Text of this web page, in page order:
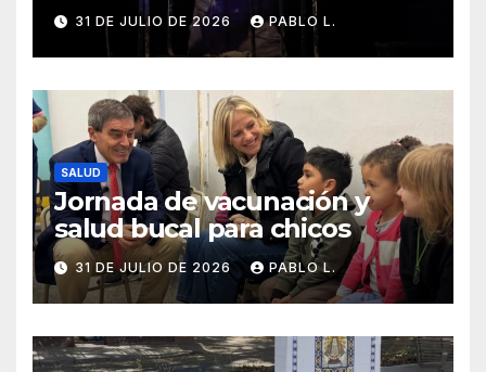
31 DE JULIO DE 2026 PABLO L.
SALUD
Jornada de vacunación y
salud bucal para chicos
31 DE JULIO DE 2026 PABLO L.